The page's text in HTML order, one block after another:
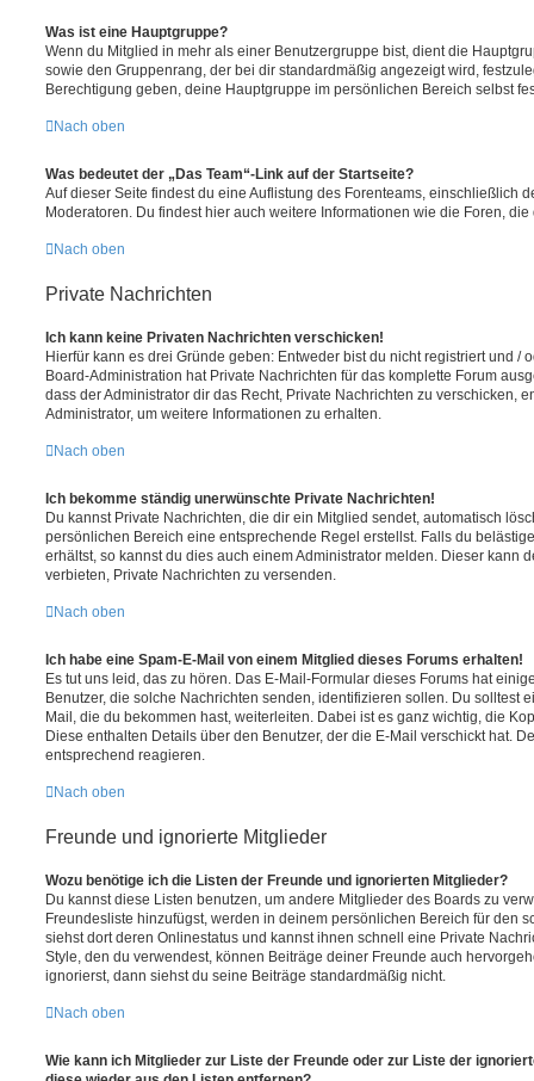
Was ist eine Hauptgruppe?
Wenn du Mitglied in mehr als einer Benutzergruppe bist, dient die
sowie den Gruppenrang, der bei dir standardmäßig angezeigt wird,
Berechtigung geben, deine Hauptgruppe im persönlichen Bereich selbst
Nach oben
Was bedeutet der „Das Team“-Link auf der Startseite?
Auf dieser Seite findest du eine Auflistung des Forenteams, einschließlich
Moderatoren. Du findest hier auch weitere Informationen wie die Foren,
Nach oben
Private Nachrichten
Ich kann keine Privaten Nachrichten verschicken!
Hierfür kann es drei Gründe geben: Entweder bist du nicht registriert und /
Board-Administration hat Private Nachrichten für das komplette Forum
dass der Administrator dir das Recht, Private Nachrichten zu verschicken,
Administrator, um weitere Informationen zu erhalten.
Nach oben
Ich bekomme ständig unerwünschte Private Nachrichten!
Du kannst Private Nachrichten, die dir ein Mitglied sendet, automatisch
persönlichen Bereich eine entsprechende Regel erstellst. Falls du
erhältst, so kannst du dies auch einem Administrator melden. Dieser kann
verbieten, Private Nachrichten zu versenden.
Nach oben
Ich habe eine Spam-E-Mail von einem Mitglied dieses Forums erhalten!
Es tut uns leid, das zu hören. Das E-Mail-Formular dieses Forums hat
Benutzer, die solche Nachrichten senden, identifizieren sollen. Du solltest
Mail, die du bekommen hast, weiterleiten. Dabei ist es ganz wichtig, die
Diese enthalten Details über den Benutzer, der die E-Mail verschickt hat.
entsprechend reagieren.
Nach oben
Freunde und ignorierte Mitglieder
Wozu benötige ich die Listen der Freunde und ignorierten Mitglieder?
Du kannst diese Listen benutzen, um andere Mitglieder des Boards zu
Freundesliste hinzufügst, werden in deinem persönlichen Bereich für den
siehst dort deren Onlinestatus und kannst ihnen schnell eine Private
Style, den du verwendest, können Beiträge deiner Freunde auch
ignorierst, dann siehst du seine Beiträge standardmäßig nicht.
Nach oben
Wie kann ich Mitglieder zur Liste der Freunde oder zur Liste der